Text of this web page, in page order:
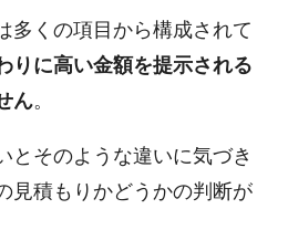
多くの項目から構成されて
りに高い金額を提示される
ん。
とそのような違いに気づき
見積もりかどうかの判断が